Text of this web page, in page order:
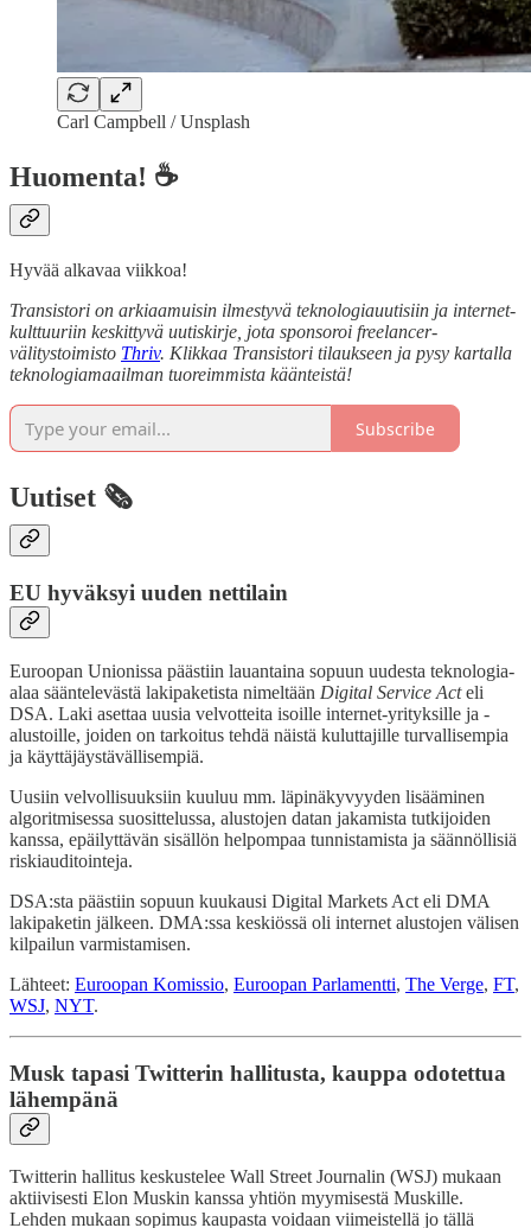
Carl Campbell / Unsplash
Huomenta! ☕
Hyvää alkavaa viikkoa!
Transistori on arkiaamuisin ilmestyvä teknologiauutisiin ja internet-
kulttuuriin keskittyvä uutiskirje, jota sponsoroi freelancer-
välitystoimisto Thriv. Klikkaa Transistori tilaukseen ja pysy kartalla
teknologiamaailman tuoreimmista käänteistä!
Subscribe
Uutiset 🗞️
EU hyväksyi uuden nettilain
Euroopan Unionissa päästiin lauantaina sopuun uudesta teknologia-
alaa sääntelevästä lakipaketista nimeltään Digital Service Acteli
DSA. Laki asettaa uusia velvotteita isoille internet-yrityksille ja -
alustoille, joiden on tarkoitus tehdä näistä kuluttajille turvallisempia
ja käyttäjäystävällisempiä.
Uusiin velvollisuuksiin kuuluu mm. läpinäkyvyyden lisääminen
algoritmisessa suosittelussa, alustojen datan jakamista tutkijoiden
kanssa, epäilyttävän sisällön helpompaa tunnistamista ja säännöllisiä
riskiauditointeja.
DSA:sta päästiin sopuun kuukausi Digital Markets Act eli DMA
lakipaketin jälkeen. DMA:ssa keskiössä oli internet alustojen välisen
kilpailun varmistamisen.
Lähteet: Euroopan Komissio, Euroopan Parlamentti, The Verge, FT,
WSJ, NYT.
Musk tapasi Twitterin hallitusta, kauppa odotettua
lähempänä
Twitterin hallitus keskustelee Wall Street Journalin (WSJ) mukaan
aktiivisesti Elon Muskin kanssa yhtiön myymisestä Muskille.
Lehden mukaan sopimus kaupasta voidaan viimeistellä jo tällä